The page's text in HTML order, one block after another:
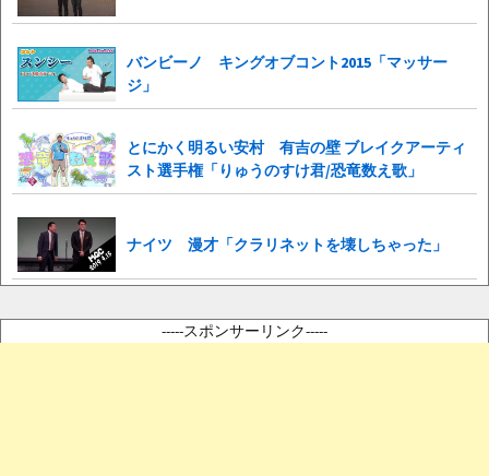
バンビーノ キングオブコント2015「マッサー
ジ」
とにかく明るい安村 有吉の壁 ブレイクアーティ
スト選手権「りゅうのすけ君/恐竜数え歌」
ナイツ 漫才「クラリネットを壊しちゃった」
-----スポンサーリンク-----